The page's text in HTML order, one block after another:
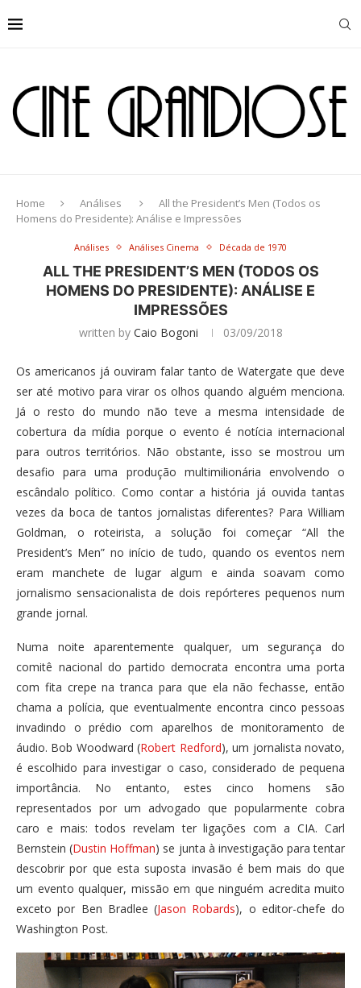
Home Análises
All the President’s Men (Todos os
Homens do Presidente): Análise e Impressões
Análises Análises Cinema Década de 1970
ALL THE PRESIDENT’S MEN (TODOS OS
HOMENS DO PRESIDENTE): ANÁLISE E
IMPRESSÕES
written by Caio Bogoni 03/09/2018
Os americanos já ouviram falar tanto de Watergate que deve
ser até motivo para virar os olhos quando alguém menciona.
Já o resto do mundo não teve a mesma intensidade de
cobertura da mídia porque o evento é notícia internacional
para outros territórios. Não obstante, isso se mostrou um
desafio para uma produção multimilionária envolvendo o
escândalo político. Como contar a história já ouvida tantas
vezes da boca de tantos jornalistas diferentes? Para William
Goldman, o roteirista, a solução foi começar “All the
President’s Men” no início de tudo, quando os eventos nem
eram manchete de lugar algum e ainda soavam como
jornalismo sensacionalista de dois repórteres pequenos num
grande jornal.
Numa noite aparentemente qualquer, um segurança do
comitê nacional do partido democrata encontra uma porta
com fita crepe na tranca para que ela não fechasse, então
chama a polícia, que eventualmente encontra cinco pessoas
invadindo o prédio com aparelhos de monitoramento de
áudio. Bob Woodward (Robert Redford), um jornalista novato,
é escolhido para investigar o caso, considerado de pequena
importância. No entanto, estes cinco homens são
representados por um advogado que popularmente cobra
caro e mais: todos revelam ter ligações com a CIA. Carl
Bernstein (Dustin Hoffman) se junta à investigação para tentar
descobrir por que esta suposta invasão é bem mais do que
um evento qualquer, missão em que ninguém acredita muito
exceto por Ben Bradlee (Jason Robards), o editor-chefe do
Washington Post.